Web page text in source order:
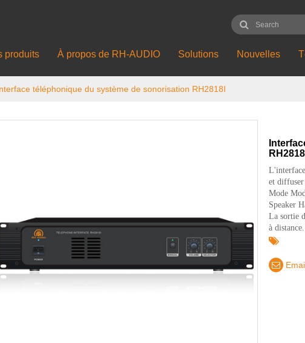
produits À propos de RH-AUDIO Solutions Nouvelles
téléphonique du système de sonorisation RH2818I
et diffuser
Mode
Speaker
La sortie
à distance.